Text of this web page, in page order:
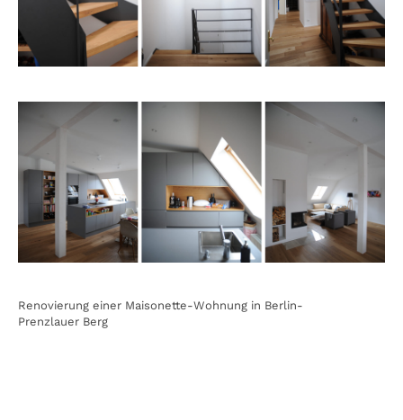
Renovierung einer Maisonette-Wohnung in Berlin-
Prenzlauer Berg